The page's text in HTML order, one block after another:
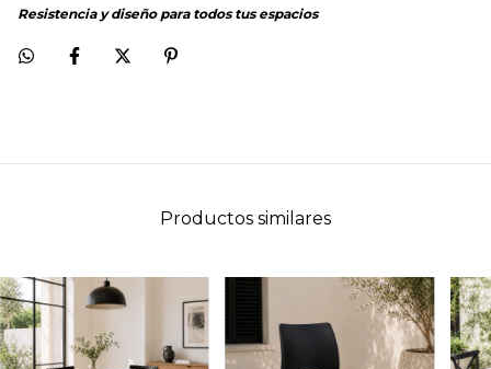
Resistencia y diseño para todos tus espacios
Productos similares